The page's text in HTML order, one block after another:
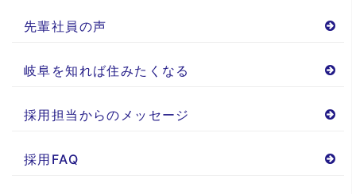
先輩社員の声
岐阜を知れば住みたくなる
採用担当からのメッセージ
採用FAQ